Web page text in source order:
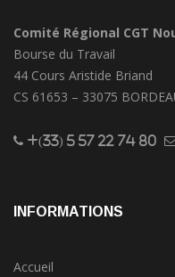
Comité Régional CGT
Bourse du Travail
44 Cours Aristide Briand
CS 61653 – 33075
+(33) 5 57 22 74 80
INFORMATIONS
Accueil